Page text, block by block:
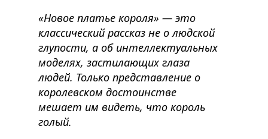
«Новое платье короля» — это
классический рассказ не о людской
глупости, а об интеллектуальных
моделях, застилающих глаза
людей. Только представление о
королевском достоинстве
мешает им видеть, что король
голый.